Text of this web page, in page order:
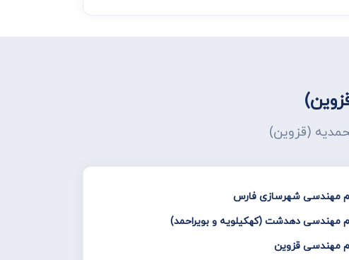
(قزوین)
مهندسی شهرسازی فارس
مهندسی دهدشت (کهکیلویه و بویراحمد)
مهندسی قزوین